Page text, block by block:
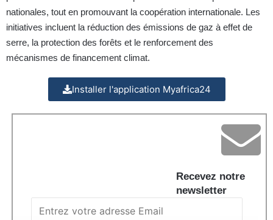
nationales, tout en promouvant la coopération internationale. Les
initiatives incluent la réduction des émissions de gaz à effet de
serre, la protection des forêts et le renforcement des
mécanismes de financement climat.
Installer l'application Myafrica24
Recevez notre
newsletter